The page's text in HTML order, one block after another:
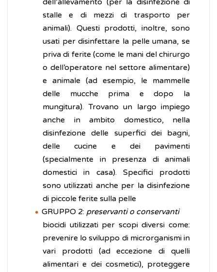
dell’allevamento (per la disinfezione di
stalle e di mezzi di trasporto per
animali). Questi prodotti, inoltre, sono
usati per disinfettare la pelle umana, se
priva di ferite (come le mani del chirurgo
o dell’operatore nel settore alimentare)
e animale (ad esempio, le mammelle
delle mucche prima e dopo la
mungitura). Trovano un largo impiego
anche in ambito domestico, nella
disinfezione delle superfici dei bagni,
delle cucine e dei pavimenti
(specialmente in presenza di animali
domestici in casa). Specifici prodotti
sono utilizzati anche per la disinfezione
di piccole ferite sulla pelle
GRUPPO 2: preservanti o conservanti
biocidi utilizzati per scopi diversi come:
prevenire lo sviluppo di microrganismi in
vari prodotti (ad eccezione di quelli
alimentari e dei cosmetici), proteggere